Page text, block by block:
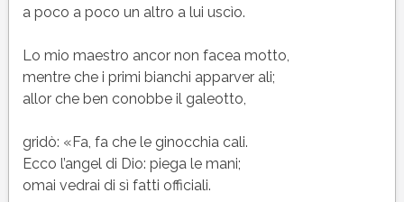
a poco a poco un altro a lui uscìo.
Lo mio maestro ancor non facea motto,
mentre che i primi bianchi apparver ali;
allor che ben conobbe il galeotto,
gridò: «Fa, fa che le ginocchia cali.
Ecco l’angel di Dio: piega le mani;
omai vedrai di sì fatti officiali.